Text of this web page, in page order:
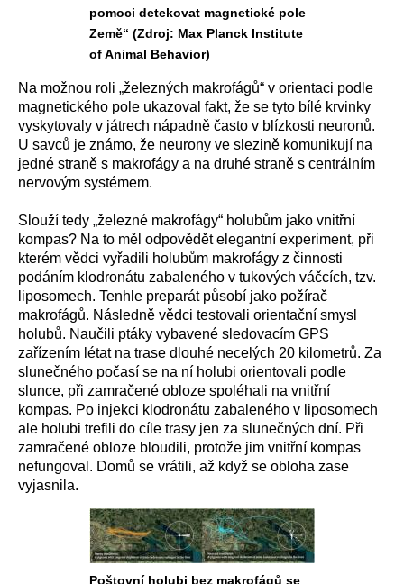
pomoci detekovat magnetické pole
Země“ (Zdroj: Max Planck Institute
of Animal Behavior)
Na možnou roli „železných makrofágů“ v orientaci podle
magnetického pole ukazoval fakt, že se tyto bílé krvinky
vyskytovaly v játrech nápadně často v blízkosti neuronů.
U savců je známo, že neurony ve slezině komunikují na
jedné straně s makrofágy a na druhé straně s centrálním
nervovým systémem.
Slouží tedy „železné makrofágy“ holubům jako vnitřní
kompas? Na to měl odpovědět elegantní experiment, při
kterém vědci vyřadili holubům makrofágy z činnosti
podáním klodronátu zabaleného v tukových váčcích, tzv.
liposomech. Tenhle preparát působí jako požírač
makrofágů. Následně vědci testovali orientační smysl
holubů. Naučili ptáky vybavené sledovacím GPS
zařízením létat na trase dlouhé necelých 20 kilometrů. Za
slunečného počasí se na ní holubi orientovali podle
slunce, při zamračené obloze spoléhali na vnitřní
kompas. Po injekci klodronátu zabaleného v liposomech
ale holubi trefili do cíle trasy jen za slunečných dní. Při
zamračené obloze bloudili, protože jim vnitřní kompas
nefungoval. Domů se vrátili, až když se obloha zase
vyjasnila.
Poštovní holubi bez makrofágů se